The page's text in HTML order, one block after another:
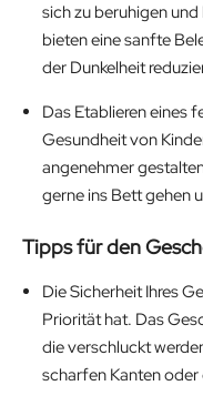
sich zu beruhigen
bieten eine sanfte
der Dunkelheit
Das Etablieren eines
Gesundheit von
angenehmer
gerne ins Bett gehen
Tipps für den
Die Sicherheit Ihres
Priorität hat. Das
die verschluckt
scharfen Kanten